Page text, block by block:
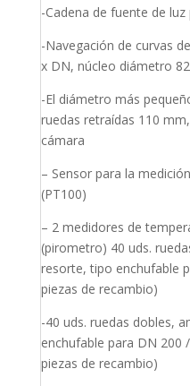
-Cadena de fuente de
-Navegación de curvas
x DN, núcleo diámetro
-El diámetro más
ruedas retraídas 110
cámara
– Sensor para la
(PT100)
– 2 medidores de
(pirometro) 40 uds.
resorte, tipo enchufable
piezas de recambio)
-40 uds. ruedas dobles,
enchufable para DN 200
piezas de recambio)